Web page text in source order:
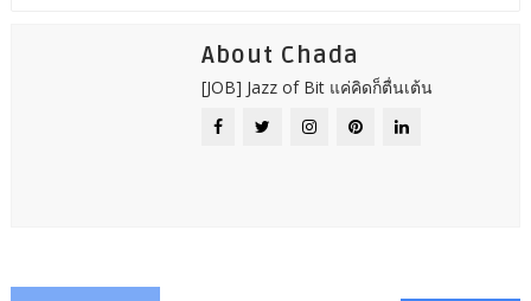
About Chada
[JOB] Jazz of Bit แค่คิดก็ตื่นเต้น